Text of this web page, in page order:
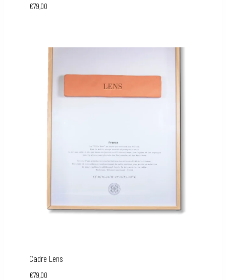
€79,00
Cadre Lens
€79,00